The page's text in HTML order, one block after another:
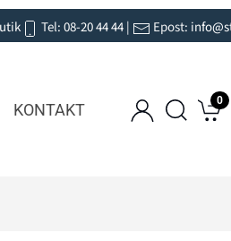
Tel:08-20 44 44| Epost:
KONTAKT
0